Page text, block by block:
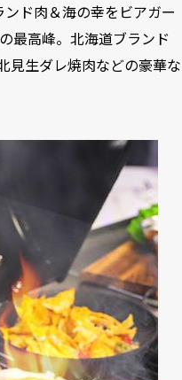
ド肉＆海の幸をビアガー
最高峰。北海道ブランド
見生ダレ焼肉などの豪華な